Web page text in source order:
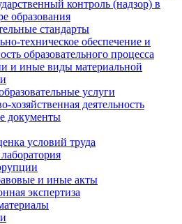
контроль (надзор) в
образования
стандарты
техническое обеспечение и
образовательного процесса
и иные виды материальной
услуги
хозяйственная деятельность
документы
условий труда
и иные акты
экспертиза